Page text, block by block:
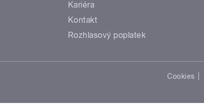
Kariéra
Kontakt
Rozhlasový poplatek
Cookies